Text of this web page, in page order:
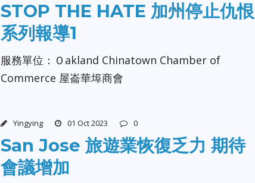
STOP THE HATE 加州停止仇恨
系列報導1
服務單位：Ｏakland Chinatown Chamber of
Commerce 屋崙華埠商會
Yingying 01 Oct 2023 0
San Jose 旅遊業恢復乏力 期待
會議增加